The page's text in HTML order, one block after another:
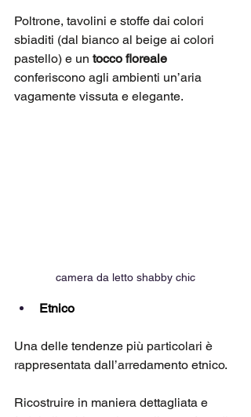
Poltrone, tavolini e stoffe dai colori
sbiaditi (dal bianco al beige ai colori
pastello) e un tocco floreale
conferiscono agli ambienti un’aria
vagamente vissuta e elegante.
camera da letto shabby chic
Etnico
Una delle tendenze più particolari è
rappresentata dall’arredamento etnico.
Ricostruire in maniera dettagliata e